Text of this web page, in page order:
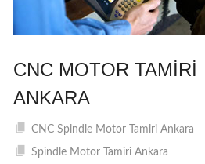
CNC MOTOR TAMIRI
ANKARA
CNC Spindle Motor Tamiri Ankara
Spindle Motor Tamiri Ankara